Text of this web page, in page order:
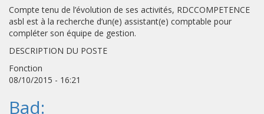
Compte tenu de l’évolution de ses activités, RDCCOMPETENCE
asbl est à la recherche d’un(e) assistant(e) comptable pour
compléter son équipe de gestion.
DESCRIPTION DU POSTE
Fonction
08/10/2015 - 16:21
Bad: